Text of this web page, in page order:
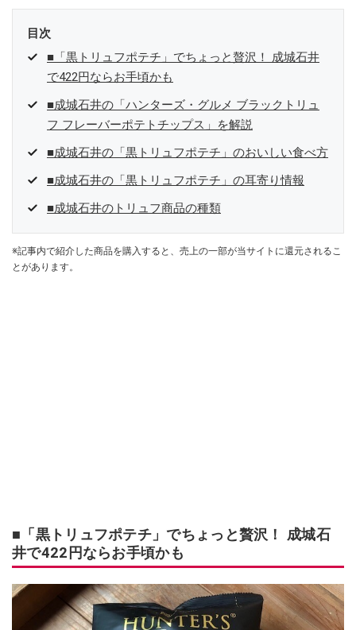
目次
■「黒トリュフポテチ」でちょっと贅沢！ 成城石井
で422円ならお手頃かも
■成城石井の「ハンターズ・グルメ ブラックトリュ
フ フレーバーポテトチップス」を解説
■成城石井の「黒トリュフポテチ」のおいしい食べ方
■成城石井の「黒トリュフポテチ」の耳寄り情報
■成城石井のトリュフ商品の種類
※記事内で紹介した商品を購入すると、売上の一部が当サイトに還元されるこ
とがあります。
■「黒トリュフポテチ」でちょっと贅沢！ 成城石
井で422円ならお手頃かも